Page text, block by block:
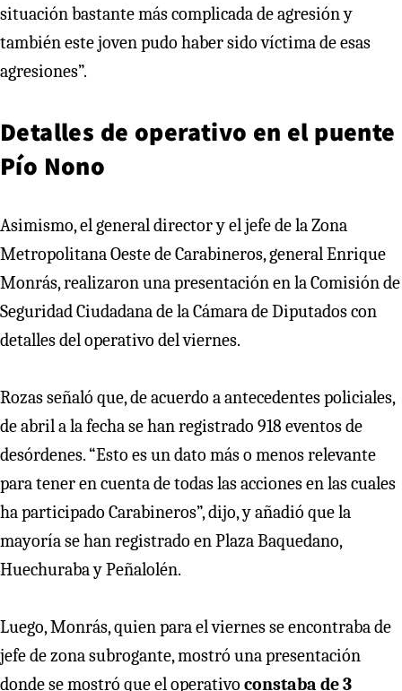
situación bastante más complicada de agresión y
también este joven pudo haber sido víctima de esas
agresiones”.
Detalles de operativo en el puente
Pío Nono
Asimismo, el general director y el jefe de la Zona
Metropolitana Oeste de Carabineros, general Enrique
Monrás, realizaron una presentación en la Comisión de
Seguridad Ciudadana de la Cámara de Diputados con
detalles del operativo del viernes.
Rozas señaló que, de acuerdo a antecedentes policiales,
de abril a la fecha se han registrado 918 eventos de
desórdenes. “Esto es un dato más o menos relevante
para tener en cuenta de todas las acciones en las cuales
ha participado Carabineros”, dijo, y añadió que la
mayoría se han registrado en Plaza Baquedano,
Huechuraba y Peñalolén.
Luego, Monrás, quien para el viernes se encontraba de
jefe de zona subrogante, mostró una presentación
donde se mostró que el operativo constaba de 3